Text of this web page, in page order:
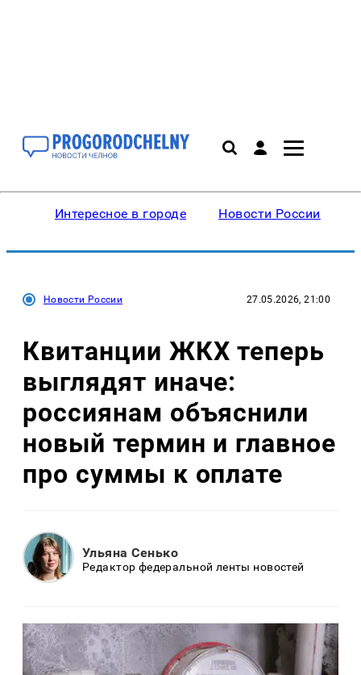
Интересное в городе Новости России
Новости России 27.05.2026, 21:00
Квитанции ЖКХ теперь
выглядят иначе:
россиянам объяснили
новый термин и главное
про суммы к оплате
Ульяна Сенько
Редактор федеральной ленты новостей